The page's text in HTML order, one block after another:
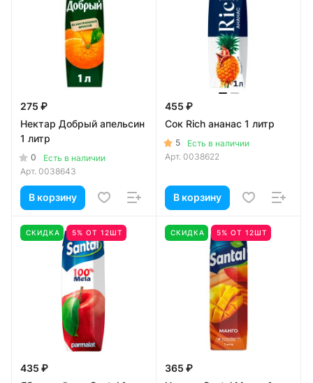
275 ₽
Нектар Добрый апельсин
1 литр
0
Есть в наличии
Арт. 0038643
В корзину
455 ₽
Сок Rich ананас 1 литр
5
Есть в наличии
Арт. 0038622
В корзину
СКИДКА 5% ОТ 12ШТ
435 ₽
СКИДКА 5% ОТ 12ШТ
365 ₽